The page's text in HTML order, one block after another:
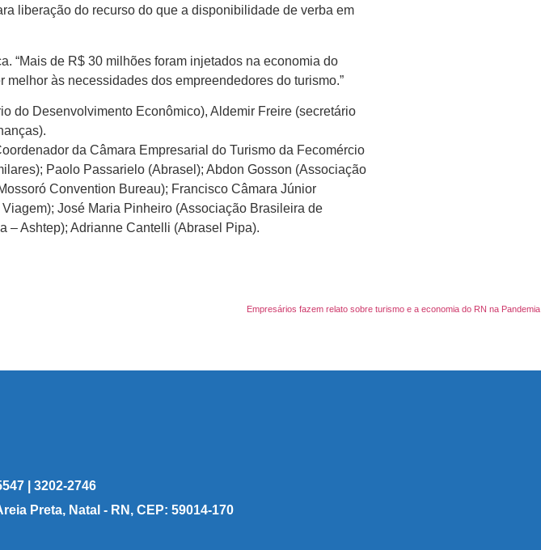
liberação do recurso do que a disponibilidade de verba em
“Mais de R$ 30 milhões foram injetados na economia do
às necessidades dos empreendedores do turismo.”
do Desenvolvimento Econômico), Aldemir Freire (secretário
da Câmara Empresarial do Turismo da Fecomércio
Paolo Passarielo (Abrasel); Abdon Gosson (Associação
Convention Bureau); Francisco Câmara Júnior
José Maria Pinheiro (Associação Brasileira de
– Ashtep); Adrianne Cantelli (Abrasel Pipa).
Empresários fazem relato sobre turismo e a economia do RN na Pandemia
| 3202-2746
Preta, Natal - RN, CEP: 59014-170